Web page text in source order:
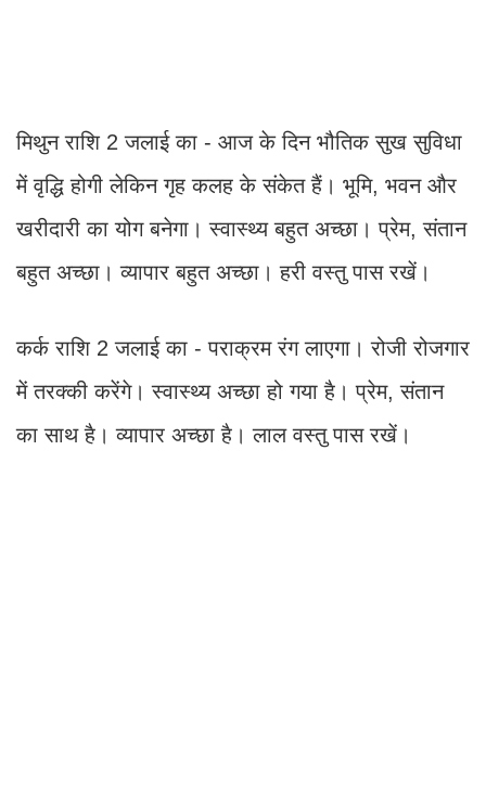
मिथुन राशि 2 जलाई का - आज के दिन भौतिक सुख सुविधा
में वृद्धि होगी लेकिन गृह कलह के संकेत हैं। भूमि, भवन और
खरीदारी का योग बनेगा। स्वास्थ्य बहुत अच्छा। प्रेम, संतान
बहुत अच्छा। व्यापार बहुत अच्छा। हरी वस्तु पास रखें।
कर्क राशि 2 जलाई का - पराक्रम रंग लाएगा। रोजी रोजगार
में तरक्की करेंगे। स्वास्थ्य अच्छा हो गया है। प्रेम, संतान
का साथ है। व्यापार अच्छा है। लाल वस्तु पास रखें।